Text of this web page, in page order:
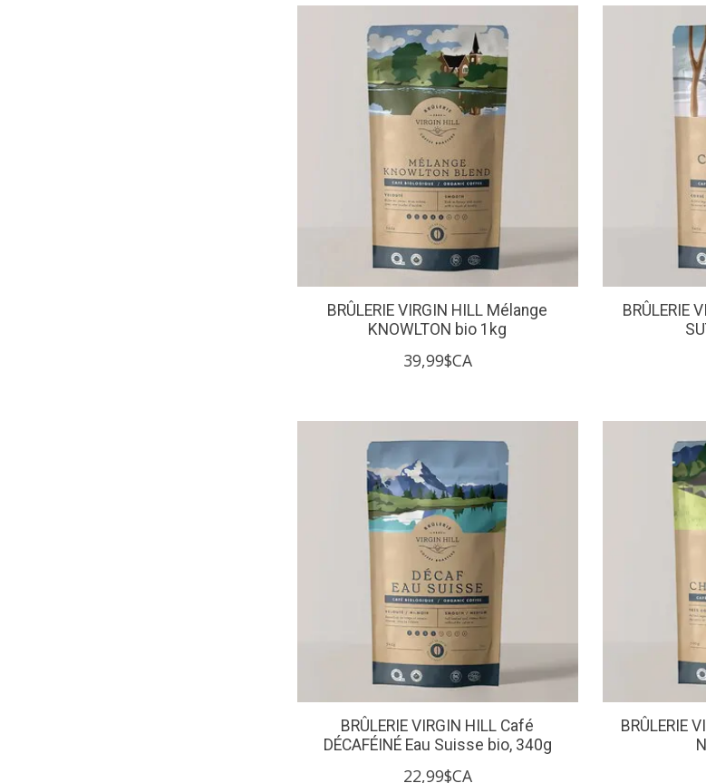
BRÛLERIE VIRGIN HILL Mélange
KNOWLTON bio 1kg
39,99$CA
BRÛLERIE
BRÛLERIE VIRGIN HILL Café
DÉCAFÉINÉ Eau Suisse bio, 340g
22,99$CA
BRÛLERIE